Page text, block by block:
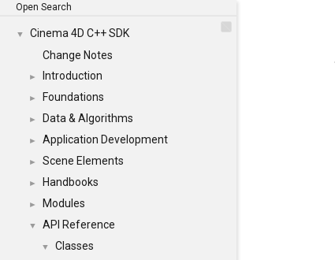
Open Search
▼
Cinema 4D C++ SDK
Change Notes
► Introduction
► Foundations
► Data & Algorithms
► Application Development
► Scene Elements
► Handbooks
► Modules
▼ API Reference
▼ Classes